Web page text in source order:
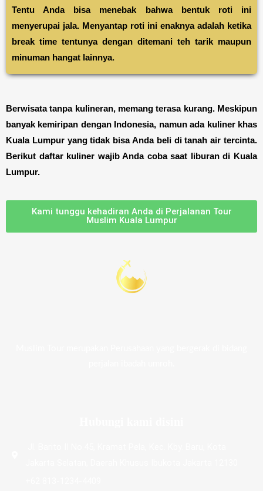
Tentu Anda bisa menebak bahwa bentuk roti ini
menyerupai jala. Menyantap roti ini enaknya adalah ketika
break time tentunya dengan ditemani teh tarik maupun
minuman hangat lainnya.
Berwisata tanpa kulineran, memang terasa kurang. Meskipun
banyak kemiripan dengan Indonesia, namun ada kuliner khas
Kuala Lumpur yang tidak bisa Anda beli di tanah air tercinta.
Berikut daftar kuliner wajib Anda coba saat liburan di Kuala
Lumpur.
Kami tunggu kehadiran Anda di Perjalanan Tour
Muslim Kuala Lumpur